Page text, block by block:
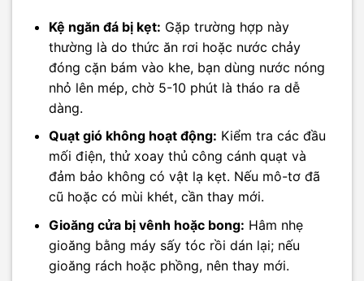
Kệ ngăn đá bị kẹt: Gặp trường hợp này
thường là do thức ăn rơi hoặc nước chảy
đóng cặn bám vào khe, bạn dùng nước nóng
nhỏ lên mép, chờ 5-10 phút là tháo ra dễ
dàng.
Quạt gió không hoạt động: Kiểm tra các đầu
mối điện, thử xoay thủ công cánh quạt và
đảm bảo không có vật lạ kẹt. Nếu mô-tơ đã
cũ hoặc có mùi khét, cần thay mới.
Gioăng cửa bị vênh hoặc bong: Hâm nhẹ
gioăng bằng máy sấy tóc rồi dán lại; nếu
gioăng rách hoặc phồng, nên thay mới.